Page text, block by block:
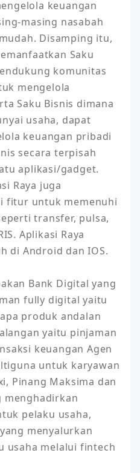
keuangan
masing nasabah
Disamping itu,
Saku
komunitas
mengelola
Saku Bisnis dimana
usaha, dapat
keuangan pribadi
secara terpisah
aplikasi/gadget.
Raya juga
fitur untuk memenuhi
transfer, pulsa,
Aplikasi Raya
di Android dan IOS.
Bank Digital yang
fully digital yaitu
produk andalan
yaitu pinjaman
keuangan Agen
untuk karyawan
Pinang Maksima dan
menghadirkan
pelaku usaha,
menyalurkan
usaha melalui fintech